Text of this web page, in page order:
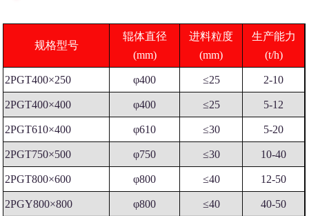
规格型号
辊体直径
(mm)
进料粒度
(mm)
生产能力
(t/h)
2PGT400×250 φ400 ≤25 2-10
2PGT400×400 φ400 ≤25 5-12
2PGT610×400 φ610 ≤30 5-20
2PGT750×500 φ750 ≤30 10-40
2PGT800×600 φ800 ≤40 12-50
2PGY800×800 φ800 ≤40 40-50